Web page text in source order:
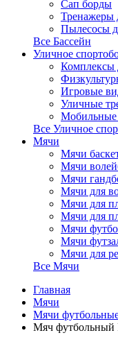
Сап борды
Тренажеры
Пылесосы
Все Бассейн
Уличное
Комплексы
Игровые
Уличные
Мобильные
Все Уличное
Мячи
Мячи
Мячи
Мячи
Мячи для
Мячи для
Мячи для
Мячи
Мячи
Мячи для
Все Мячи
Главная
Мячи
Мячи
Мяч футбольный